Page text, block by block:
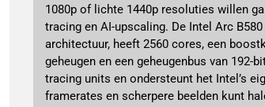
1080p of lichte 1440p resoluties willen
tracing en AI-upscaling. De Intel Arc
architectuur, heeft 2560 cores, een
geheugen en een geheugenbus van 192-
tracing units en ondersteunt het Intel’s
framerates en scherpere beelden kunt